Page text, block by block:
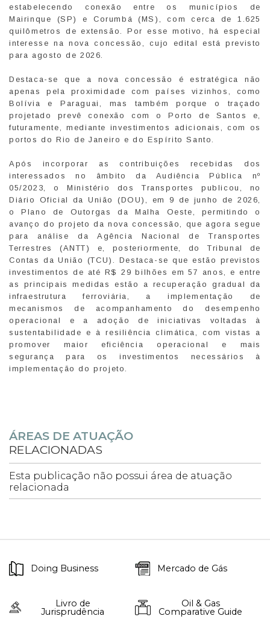
estabelecendo conexão entre os municípios de
Mairinque (SP) e Corumbá (MS), com cerca de 1.625
quilômetros de extensão. Por esse motivo, há especial
interesse na nova concessão, cujo edital está previsto
para agosto de 2026.
Destaca-se que a nova concessão é estratégica não
apenas pela proximidade com países vizinhos, como
Bolívia e Paraguai, mas também porque o traçado
projetado prevê conexão com o Porto de Santos e,
futuramente, mediante investimentos adicionais, com os
portos do Rio de Janeiro e do Espírito Santo.
Após incorporar as contribuições recebidas dos
interessados no âmbito da Audiência Pública nº
05/2023, o Ministério dos Transportes publicou, no
Diário Oficial da União (DOU), em 9 de junho de 2026,
o Plano de Outorgas da Malha Oeste, permitindo o
avanço do projeto da nova concessão, que agora segue
para análise da Agência Nacional de Transportes
Terrestres (ANTT) e, posteriormente, do Tribunal de
Contas da União (TCU). Destaca-se que estão previstos
investimentos de até R$ 29 bilhões em 57 anos, e entre
as principais medidas estão a recuperação gradual da
infraestrutura ferroviária, a implementação de
mecanismos de acompanhamento do desempenho
operacional e a adoção de iniciativas voltadas à
sustentabilidade e à resiliência climática, com vistas a
promover maior eficiência operacional e mais
segurança para os investimentos necessários à
implementação do projeto.
ÁREAS DE ATUAÇÃO
RELACIONADAS
Esta publicação não possui área de atuação
relacionada
Doing Business Mercado de Gás
Livro de
Jurisprudência
Oil & Gas
Comparative Guide